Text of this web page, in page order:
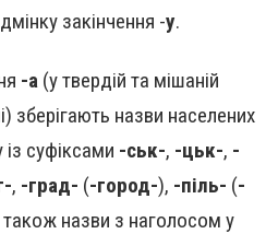
закінчення -у.
-а (у твердій та мішаній
зберігають назви населених
із суфіксами -ськ-, -цьк-, -
, -град- (-город-), -піль- (-
також назви з наголосом у